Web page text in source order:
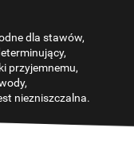
dla stawów,
przyjemnemu,
niezniszczalna.